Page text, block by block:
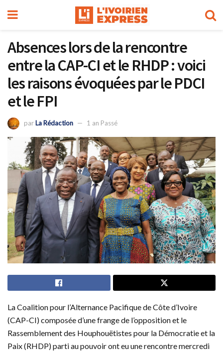
Absences lors de la rencontre
entre la CAP-CI et le RHDP : voici
les raisons évoquées par le PDCI
et le FPI
parLa Rédaction 1 an Passé
La Coalition pour l’Alternance Pacifique de Côte d’Ivoire
(CAP-CI) composée d’une frange de l’opposition et le
Rassemblement des Houphouëtistes pour la Démocratie et la
Paix (RHDP) parti au pouvoir ont eu une rencontre mercredi